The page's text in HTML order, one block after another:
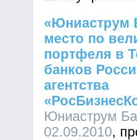
«Юниаструм
место по
портфеля в
банков
агентства
Юниаструм
02.09.2010